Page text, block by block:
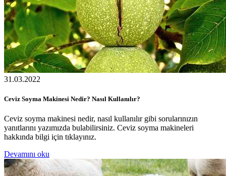
31.03.2022
Ceviz Soyma Makinesi Nedir? Nasıl Kullanılır?
Ceviz soyma makinesi nedir, nasıl kullanılır gibi sorularınızın
yanıtlarını yazımızda bulabilirsiniz. Ceviz soyma makineleri
hakkında bilgi için tıklayınız.
Devamını oku